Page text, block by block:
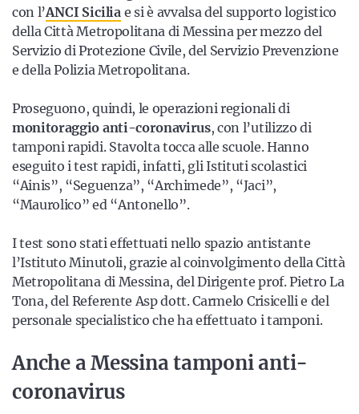
con l’ANCI Sicilia e si è avvalsa del supporto logistico
della Città Metropolitana di Messina per mezzo del
Servizio di Protezione Civile, del Servizio Prevenzione
e della Polizia Metropolitana.
Proseguono, quindi, le operazioni regionali di
monitoraggio anti-coronavirus, con l’utilizzo di
tamponi rapidi. Stavolta tocca alle scuole. Hanno
eseguito i test rapidi, infatti, gli Istituti scolastici
“Ainis”, “Seguenza”, “Archimede”, “Jaci”,
“Maurolico” ed “Antonello”.
I test sono stati effettuati nello spazio antistante
l’Istituto Minutoli, grazie al coinvolgimento della Città
Metropolitana di Messina, del Dirigente prof. Pietro La
Tona, del Referente Asp dott. Carmelo Crisicelli e del
personale specialistico che ha effettuato i tamponi.
Anche a Messina tamponi anti-
coronavirus